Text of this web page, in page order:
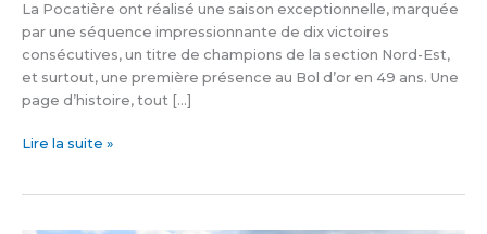
La Pocatière ont réalisé une saison exceptionnelle, marquée
par une séquence impressionnante de dix victoires
consécutives, un titre de champions de la section Nord-Est,
et surtout, une première présence au Bol d’or en 49 ans. Une
page d’histoire, tout […]
Lire la suite »